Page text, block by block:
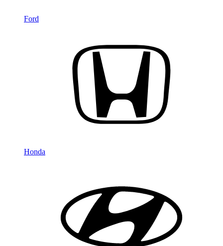
Ford
Honda